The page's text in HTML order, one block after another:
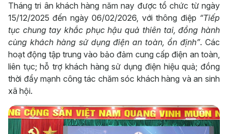
Tháng tri ân khách hàng năm nay được tổ chức từ ngày
15/12/2025 đến ngày 06/02/2026, với thông điệp “Tiếp
tục chung tay khắc phục hậu quả thiên tai, đồng hành
cùng khách hàng sử dụng điện an toàn, ổn định”. Các
hoạt động tập trung vào bảo đảm cung cấp điện an toàn,
liên tục; hỗ trợ khách hàng sử dụng điện hiệu quả; đồng
thời đẩy mạnh công tác chăm sóc khách hàng và an sinh
xã hội.